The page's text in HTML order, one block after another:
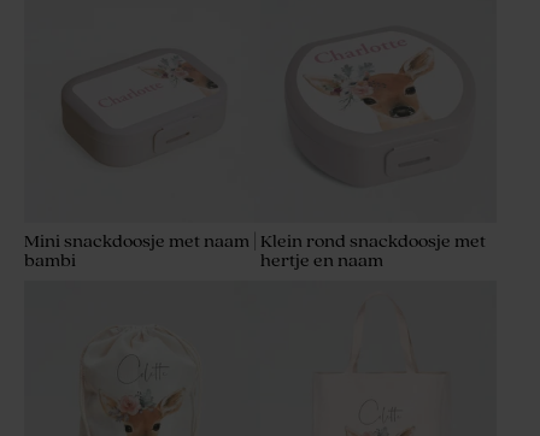
Mini snackdoosje met naam |
bambi
Klein rond snackdoosje met
hertje en naam